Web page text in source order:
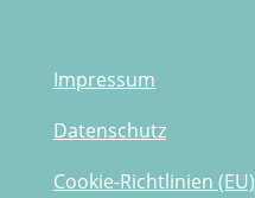
Impressum
Datenschutz
Cookie-Richtlinien (EU)